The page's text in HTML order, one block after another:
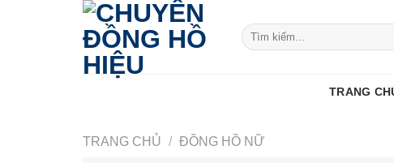
Tìm
kiếm:
TRANG
TRANG CHỦ / ĐỒNG HỒ NỮ